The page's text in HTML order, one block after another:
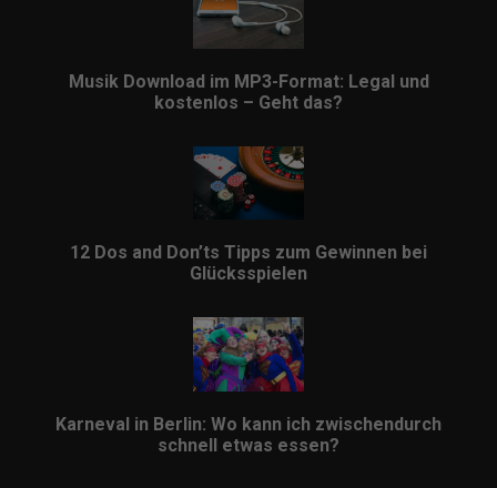
Musik Download im MP3-Format: Legal und
kostenlos – Geht das?
12 Dos and Don’ts Tipps zum Gewinnen bei
Glücksspielen
Karneval in Berlin: Wo kann ich zwischendurch
schnell etwas essen?